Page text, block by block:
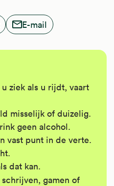
E-mail
ziek als u rijdt, vaart
misselijk of duizelig.
geen alcohol.
vast punt in de verte.
dat kan.
schrijven, gamen of